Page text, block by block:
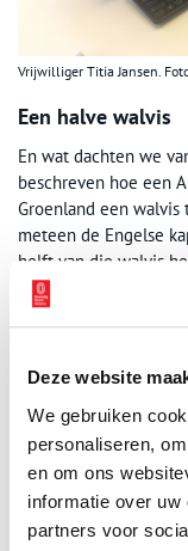
Deze website
We gebruiken
personaliseren,
en om ons
informatie over
partners voor
Vrijwilliger Titia Jansen.
Een halve walvis
En wat dachten we
beschreven hoe een
Groenland een walvis
meteen de Engelse
helft van die walvis
aan wal gingen,
dus helemaal